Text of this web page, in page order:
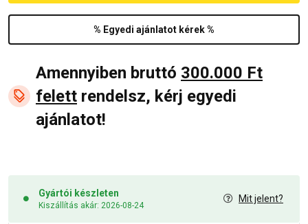
% Egyedi ajánlatot kérek %
Amennyiben bruttó 300.000 Ft
felett rendelsz, kérj egyedi
ajánlatot!
Gyártói készleten
Kiszállítás akár: 2026-08-24
Mit jelent?